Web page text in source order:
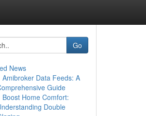
Go
News
Amibroker Data Feeds: A
Guide
Boost Home Comfort:
Double